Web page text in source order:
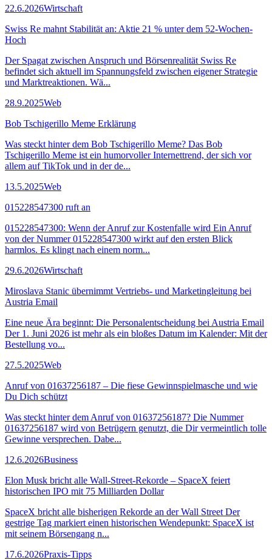
22.6.2026Wirtschaft
Swiss Re mahnt Stabilität an: Aktie 21 % unter dem 52-Wochen-
Hoch
Der Spagat zwischen Anspruch und Börsenrealität Swiss Re
befindet sich aktuell im Spannungsfeld zwischen eigener Strategie
und Marktreaktionen. Wä...
28.9.2025Web
Bob Tschigerillo Meme Erklärung
Was steckt hinter dem Bob Tschigerillo Meme? Das Bob
Tschigerillo Meme ist ein humorvoller Internettrend, der sich vor
allem auf TikTok und in der de...
13.5.2025Web
015228547300 ruft an
015228547300: Wenn der Anruf zur Kostenfalle wird Ein Anruf
von der Nummer 015228547300 wirkt auf den ersten Blick
harmlos. Es klingt nach einem norm...
29.6.2026Wirtschaft
Miroslava Stanic übernimmt Vertriebs- und Marketingleitung bei
Austria Email
Eine neue Ära beginnt: Die Personalentscheidung bei Austria Email
Der 1. Juni 2026 ist mehr als ein bloßes Datum im Kalender: Mit der
Bestellung vo...
27.5.2025Web
Anruf von 01637256187 – Die fiese Gewinnspielmasche und wie
Du Dich schützt
Was steckt hinter dem Anruf von 01637256187? Die Nummer
01637256187 wird von Betrügern genutzt, die Dir vermeintlich tolle
Gewinne versprechen. Dabe...
12.6.2026Business
Elon Musk bricht alle Wall-Street-Rekorde – SpaceX feiert
historischen IPO mit 75 Milliarden Dollar
SpaceX bricht alle bisherigen Rekorde an der Wall Street Der
gestrige Tag markiert einen historischen Wendepunkt: SpaceX ist
mit seinem Börsengang n...
17.6.2026Praxis-Tipps